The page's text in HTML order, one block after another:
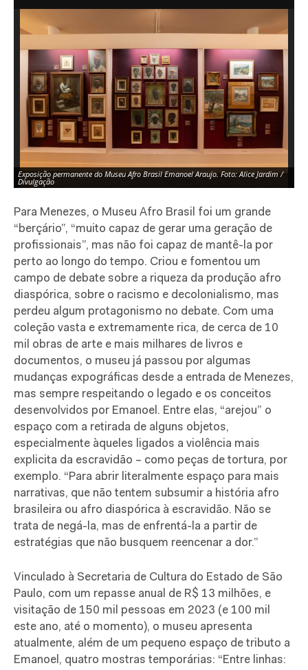
Exposição permanente do Museu Afro Brasil Emanoel Araujo. Foto: Alice Jardim /
Divulgação
Para Menezes, o Museu Afro Brasil foi um grande
“berçário”, “muito capaz de gerar uma geração de
profissionais”, mas não foi capaz de mantê-la por
perto ao longo do tempo. Criou e fomentou um
campo de debate sobre a riqueza da produção afro
diaspórica, sobre o racismo e decolonialismo, mas
perdeu algum protagonismo no debate. Com uma
coleção vasta e extremamente rica, de cerca de 10
mil obras de arte e mais milhares de livros e
documentos, o museu já passou por algumas
mudanças expográficas desde a entrada de Menezes,
mas sempre respeitando o legado e os conceitos
desenvolvidos por Emanoel. Entre elas, “arejou” o
espaço com a retirada de alguns objetos,
especialmente àqueles ligados a violência mais
explicita da escravidão – como peças de tortura, por
exemplo. “Para abrir literalmente espaço para mais
narrativas, que não tentem subsumir a história afro
brasileira ou afro diaspórica à escravidão. Não se
trata de negá-la, mas de enfrentá-la a partir de
estratégias que não busquem reencenar a dor.”
Vinculado à Secretaria de Cultura do Estado de São
Paulo, com um repasse anual de R$ 13 milhões, e
visitação de 150 mil pessoas em 2023 (e 100 mil
este ano, até o momento), o museu apresenta
atualmente, além de um pequeno espaço de tributo a
Emanoel, quatro mostras temporárias: “Entre linhas: